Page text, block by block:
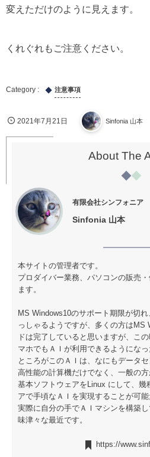
変えただけのように見えます。
くれぐれもご注意ください。
注意事項
2021年7月21日 Sinfonia 山本
About The
有限会社シンフォニア
Sinfonia 山本
本サイトの管理者です。
プロダイバー業務、パソコンの販売
ます。
MS Windows10のサポート期限が切
っしゃるようですが、多くの方はMS
ドは完了していると思いますが、こ
マホでもＡＩが利用できるようになっ
ところがこのＡＩは、なにもデータ
高性能の計算機だけでなく、一般の
基本ソフトウェアをLinux にして、幾
アで手頃なＡＩを実現することが可能
実際に自分の手でＡＩマシンを構築
味津々な最近です。
https://